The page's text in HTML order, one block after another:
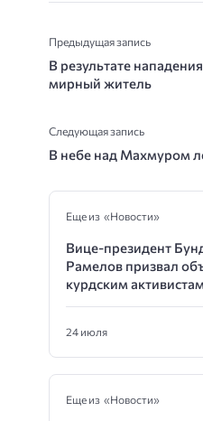
Предыдущая запись
В результате
мирный житель
Следующая запись
В небе над Махмуром
Еще из «Новости»
Вице-президент
Рамелов призвал
курдским активистам
24 июля
Еще из «Новости»